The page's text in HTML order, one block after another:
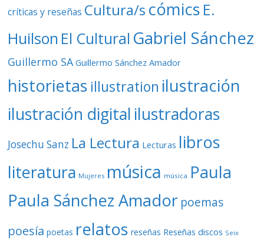
críticas y reseñas Cultura/s cómics E.
Huilson El Cultural Gabriel Sánchez
Guillermo SA Guillermo Sánchez Amador
historietas illustration ilustración
ilustración digital ilustradoras
Josechu Sanz La Lectura Lecturas libros
literatura Mujeres música música Paula
Paula Sánchez Amador poemas
poesía poetas relatos reseñas Reseñas discos Seix